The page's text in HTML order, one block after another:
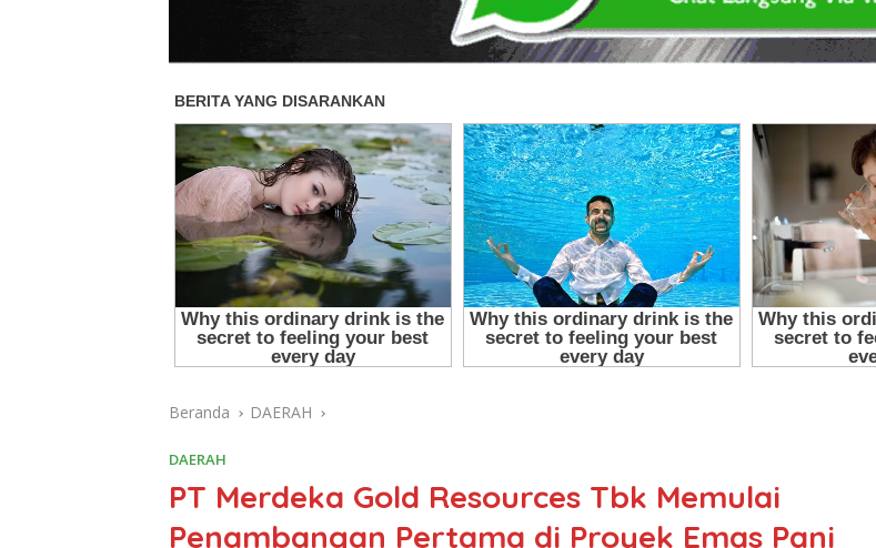
Beranda DAERAH
DAERAH
PT Merdeka Gold Resources Tbk Memulai
Penambangan Pertama di Proyek Emas Pani